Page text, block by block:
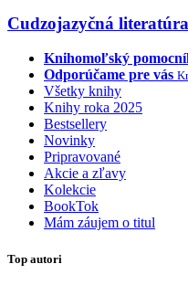
Cudzojazyčná literatúra
Knihomoľský
Odporúčame pre vás
Všetky knihy
Knihy roka 2025
Bestsellery
Novinky
Pripravované
Akcie a zľavy
Kolekcie
BookTok
Mám záujem o titul
Top autori